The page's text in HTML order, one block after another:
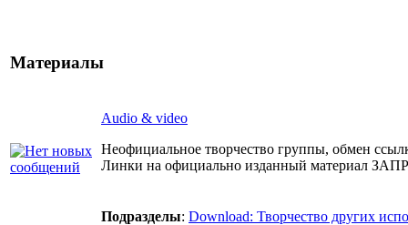
Материалы
Audio & video
Неофициальное творчество группы, обмен
Линки на официально изданный материал
Подразделы: Download: Творчество других